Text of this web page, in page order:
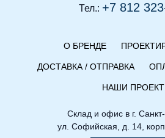
Тел.: +7 812
О БРЕНДЕ
ДОСТАВКА / ОТПРАВКА
НАШИ
Склад и офис в г.
ул. Софийская, д. 14,